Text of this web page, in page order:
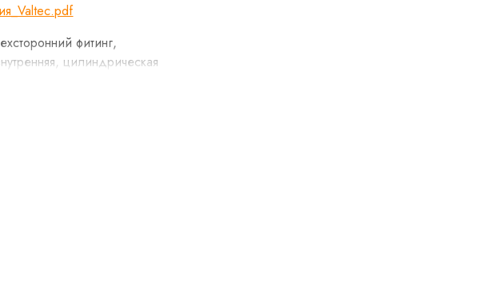
фитинг,
цилиндрическая
EN 10226),